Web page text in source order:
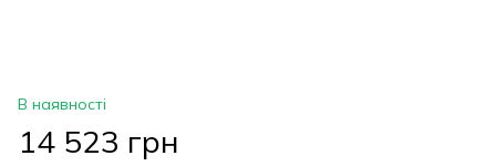
В наявності
14 523 грн